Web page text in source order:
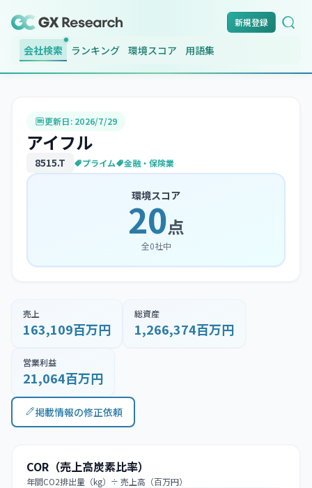
新規登録
会社検索 ランキング 環境スコア 用語集
更新日: 2026/7/29
アイフル
8515.T プライム 金融・保険業
環境スコア
20点
全0社中
売上
163,109百万円
総資産
1,266,374百万円
営業利益
21,064百万円
掲載情報の修正依頼
COR（売上高炭素比率）
年間CO2排出量（kg）÷ 売上高（百万円）